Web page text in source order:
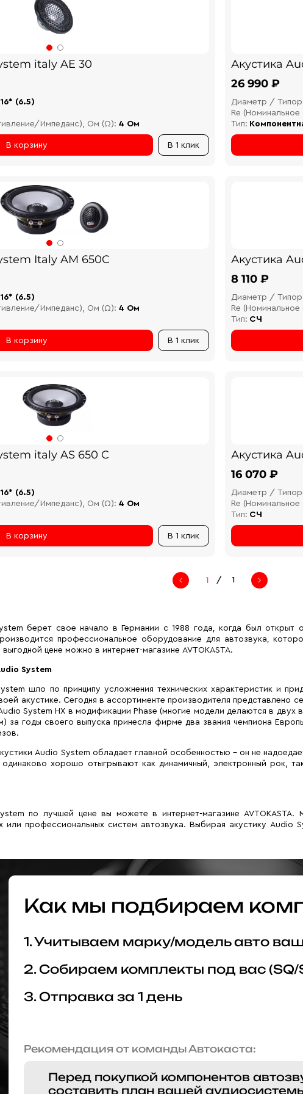
italy AE 30
16* (6.5)
Импеданс), Ом (Ω): 4 Ом
В 1 клик
В корзину
Акустика
26 990 ₽
Диаметр /
Re
Тип:
Italy AM 650C
16* (6.5)
Импеданс), Ом (Ω): 4 Ом
В 1 клик
В корзину
Акустика
8 110 ₽
Диаметр /
Re
Тип: СЧ
italy AS 650 C
16* (6.5)
Импеданс), Ом (Ω): 4 Ом
В 1 клик
В корзину
Акустика
16 070 ₽
Диаметр /
Re
Тип: СЧ
/ 1
берет свое начало в Германии с 1988 года, когда был открыт
профессиональное оборудование для автозвука,
цене можно в интернет-магазине AVTOKASTA.
System
шло по принципу усложнения технических характеристик и
акустике. Сегодня в ассортименте производителя представлено
System HX в модификации Phase (многие модели делаются в
за годы своего выпуска принесла фирме два звания чемпиона
Audio System обладает главной особенностью – он не
одинаково хорошо отыгрывают как динамичный, электронный рок,
по лучшей цене вы можете в интернет-магазине
или профессиональных систем автозвука. Выбирая акустику Audio
Как мы подбираем
1. Учитываем марку/модель авто
2. Собираем комплекты под вас (SQ/
3. Отправка за 1 день
Рекомендация от команды Автокаста:
Перед покупкой компонентов
составить план вашей